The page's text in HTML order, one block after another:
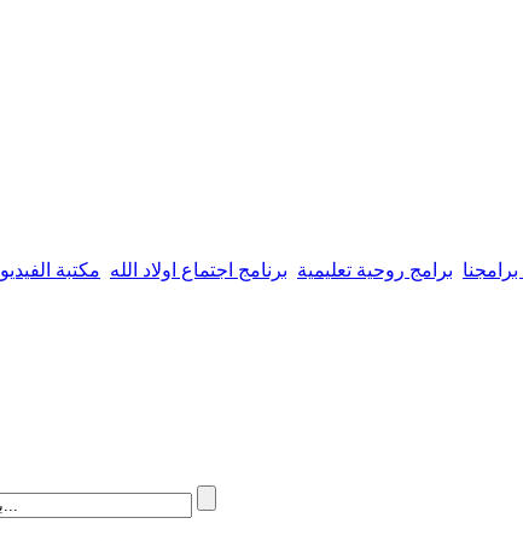
برامج روحية تعليمية برنامج اجتماع اولاد الله مكتبة الفيديو